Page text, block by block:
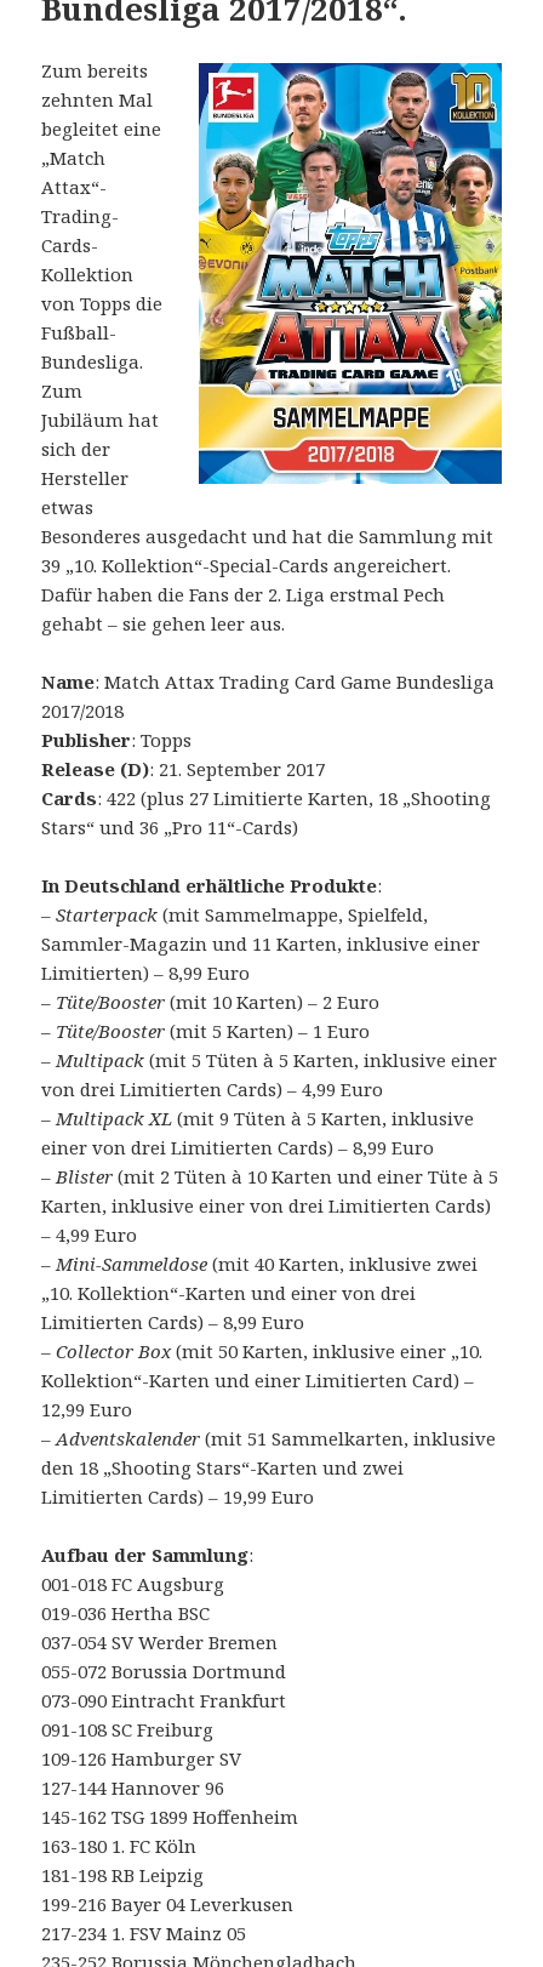
Zum bereits
zehnten Mal
begleitet eine
„Match
Attax“-
Trading-
Cards-
Kollektion
von Topps die
Fußball-
Bundesliga.
Zum
Jubiläum hat
sich der
Hersteller
etwas
Besonderes ausgedacht und hat die Sammlung mit
39 „10. Kollektion“-Special-Cards angereichert.
Dafür haben die Fans der 2. Liga erstmal Pech
gehabt – sie gehen leer aus.
Name: Match Attax Trading Card Game Bundesliga
2017/2018
Publisher: Topps
Release (D): 21. September 2017
Cards: 422 (plus 27 Limitierte Karten, 18 „Shooting
Stars“ und 36 „Pro 11“-Cards)
In Deutschland erhältliche Produkte:
– Starterpack (mit Sammelmappe, Spielfeld,
Sammler-Magazin und 11 Karten, inklusive einer
Limitierten) – 8,99 Euro
– Tüte/Booster (mit 10 Karten) – 2 Euro
– Tüte/Booster (mit 5 Karten) – 1 Euro
– Multipack (mit 5 Tüten à 5 Karten, inklusive einer
von drei Limitierten Cards) – 4,99 Euro
– Multipack XL (mit 9 Tüten à 5 Karten, inklusive
einer von drei Limitierten Cards) – 8,99 Euro
– Blister (mit 2 Tüten à 10 Karten und einer Tüte à 5
Karten, inklusive einer von drei Limitierten Cards)
– 4,99 Euro
– Mini-Sammeldose (mit 40 Karten, inklusive zwei
„10. Kollektion“-Karten und einer von drei
Limitierten Cards) – 8,99 Euro
–Collector Box(mit 50 Karten, inklusive einer „10.
Kollektion“-Karten und einer Limitierten Card) –
12,99 Euro
–Adventskalender (mit 51 Sammelkarten, inklusive
den 18 „Shooting Stars“-Karten und zwei
Limitierten Cards) – 19,99 Euro
Aufbau der Sammlung:
001-018 FC Augsburg
019-036 Hertha BSC
037-054 SV Werder Bremen
055-072 Borussia Dortmund
073-090 Eintracht Frankfurt
091-108 SC Freiburg
109-126 Hamburger SV
127-144 Hannover 96
145-162 TSG 1899 Hoffenheim
163-180 1. FC Köln
181-198 RB Leipzig
199-216 Bayer 04 Leverkusen
217-234 1. FSV Mainz 05
235-252 Borussia Mönchengladbach